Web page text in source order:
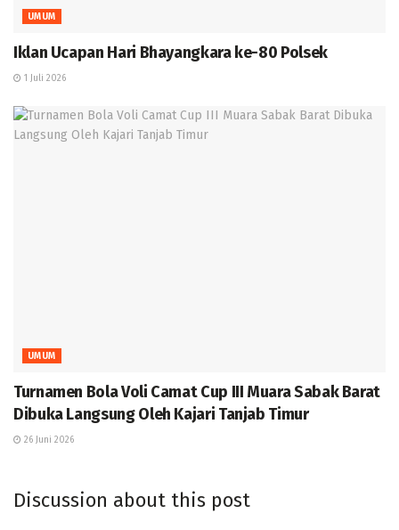
UMUM
Iklan Ucapan Hari Bhayangkara ke-80 Polsek
1 Juli 2026
UMUM
Turnamen Bola Voli Camat Cup III Muara Sabak Barat
Dibuka Langsung Oleh Kajari Tanjab Timur
26 Juni 2026
Discussion about this post